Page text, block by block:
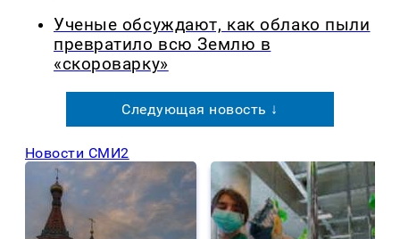
Ученые обсуждают, как облако пыли
превратило всю Землю в
«скороварку»
Следующая новость ↓
Новости СМИ2